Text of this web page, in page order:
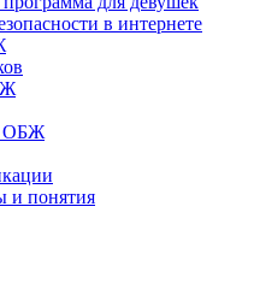
в интернете
ОБЖ
и понятия